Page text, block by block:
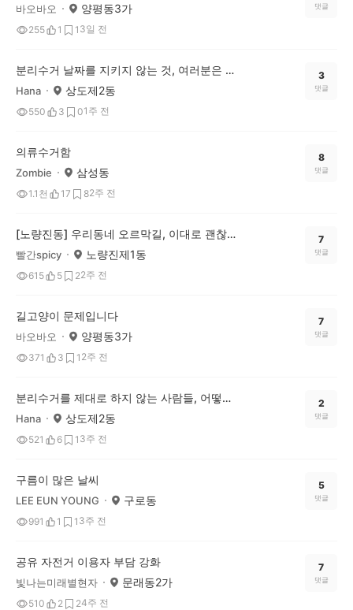
바오바오 양평동3가
255 1 1 3일 전
댓글
분리수거 날짜를 지키지 않는 것, 여러분은 어떻게 생각하시나요?
Hana 상도제2동
550 3 01주 전
3
댓글
의류수거함
Zombie 삼성동
1.1천 17 82주 전
8
댓글
[노량진동] 우리동네 오르막길, 이대로 괜찮을까요?(어떤 개선이 필요할까요?)
빨간spicy 노량진제1동
615 5 22주 전
7
댓글
길고양이 문제입니다
바오바오 양평동3가
371 3 1 2주 전
7
댓글
분리수거를 제대로 하지 않는 사람들, 어떻게 생각하세요?
Hana 상도제2동
521 6 1 3주 전
2
댓글
구름이 많은 날씨
LEE EUN YOUNG 구로동
991 1 1 3주 전
5
댓글
공유 자전거 이용자 부담 강화
빛나는미래별현자 문래동2가
510 2 24주 전
7
댓글